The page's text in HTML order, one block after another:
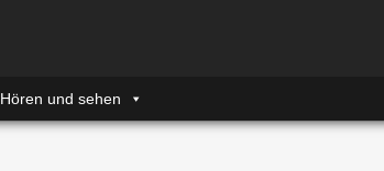
Hören und sehen